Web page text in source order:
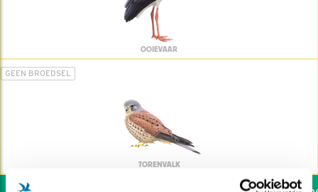
OOIEVAAR
GEEN BROEDSEL
TORENVALK